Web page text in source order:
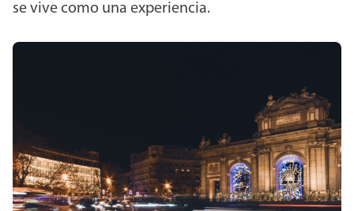
se vive como una experiencia.